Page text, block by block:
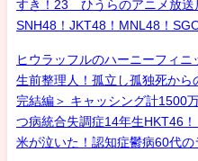
すき！23 ひうらのアニメ放送
SNH48！JKT48！MNL48！
ヒウラッフルのハーニーフィニ
生前整理人！孤立し孤独死か
完結編＞ キャッシング計1500
つ病統合失調症14年生HKT46
米が泣いた！認知症鬱病60代